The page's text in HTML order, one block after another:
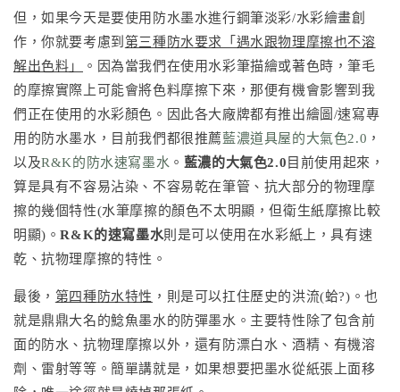
但，如果今天是要使用防水墨水進行鋼筆淡彩/水彩繪畫創
作，你就要考慮到 第三種防水要求「遇水跟物理摩擦也不溶
解出色料」
。因為當我們在使用水彩筆描繪或著色時，筆毛
的摩擦實際上可能會將色料摩擦下來，那便有機會影響到我
們正在使用的水彩顏色。因此各大廠牌都有推出繪圖/速寫專
用的防水墨水，目前我們都很推薦藍濃道具屋的大氣色2.0 ，
以及R&K的防水速寫墨水 。 藍濃的大氣色2.0 目前使用起來，
算是具有不容易沾染、不容易乾在筆管、抗大部分的物理摩
擦的幾個特性(水筆摩擦的顏色不太明顯，但衛生紙摩擦比較
明顯)。R&K的速寫墨水則是可以使用在水彩紙上，具有速
乾、抗物理摩擦的特性。
最後， 第四種防水特性 ，則是可以扛住歷史的洪流(蛤?)。也
就是鼎鼎大名的鯰魚墨水的防彈墨水。主要特性除了包含前
面的防水、抗物理摩擦以外，還有防漂白水、酒精、有機溶
劑、雷射等等。簡單講就是，如果想要把墨水從紙張上面移